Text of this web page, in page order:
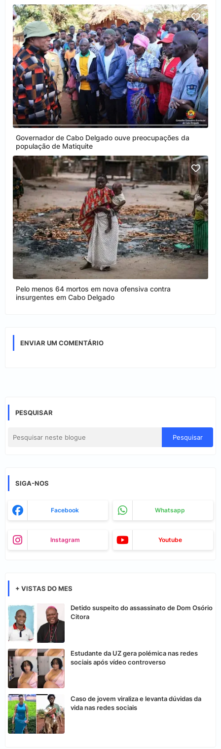
Governador de Cabo Delgado ouve preocupações da
população de Matiquite
Pelo menos 64 mortos em nova ofensiva contra
insurgentes em Cabo Delgado
ENVIAR UM COMENTÁRIO
PESQUISAR
SIGA-NOS
Facebook Whatsapp
Instagram Youtube
+ VISTAS DO MES
Detido suspeito do assassinato de Dom Osório
Citora
Estudante da UZ gera polémica nas redes
sociais após vídeo controverso
Caso de jovem viraliza e levanta dúvidas da
vida nas redes sociais